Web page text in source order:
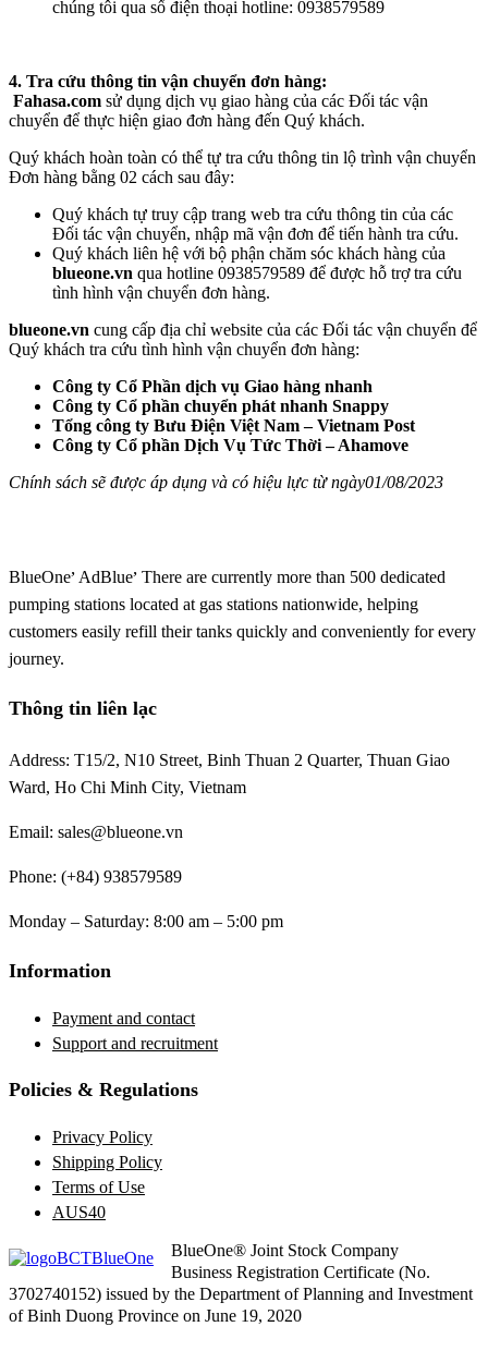
chúng tôi qua số điện thoại hotline: 0938579589
4. Tra cứu thông tin vận chuyển đơn hàng:
Fahasa.com sử dụng dịch vụ giao hàng của các Đối tác vận
chuyển để thực hiện giao đơn hàng đến Quý khách.
Quý khách hoàn toàn có thể tự tra cứu thông tin lộ trình vận chuyển
Đơn hàng bằng 02 cách sau đây:
Quý khách tự truy cập trang web tra cứu thông tin của các
Đối tác vận chuyển, nhập mã vận đơn để tiến hành tra cứu.
Quý khách liên hệ với bộ phận chăm sóc khách hàng của
blueone.vn qua hotline 0938579589 để được hỗ trợ tra cứu
tình hình vận chuyển đơn hàng.
blueone.vn cung cấp địa chỉ website của các Đối tác vận chuyển để
Quý khách tra cứu tình hình vận chuyển đơn hàng:
Công ty Cổ Phần dịch vụ Giao hàng nhanh
Công ty Cổ phần chuyển phát nhanh Snappy
Tổng công ty Bưu Điện Việt Nam – Vietnam Post
Công ty Cổ phần Dịch Vụ Tức Thời – Ahamove
Chính sách sẽ được áp dụng và có hiệu lực từ ngày01/08/2023
BlueOne, AdBlue, There are currently more than 500 dedicated
pumping stations located at gas stations nationwide, helping
customers easily refill their tanks quickly and conveniently for every
journey.
Thông tin liên lạc
Address: T15/2, N10 Street, Binh Thuan 2 Quarter, Thuan Giao
Ward, Ho Chi Minh City, Vietnam
Email: sales@blueone.vn
Phone: (+84) 938579589
Monday – Saturday: 8:00 am – 5:00 pm
Information
Payment and contact
Support and recruitment
Policies & Regulations
Privacy Policy
Shipping Policy
Terms of Use
AUS40
BlueOne® Joint Stock Company
Business Registration Certificate (No.
3702740152) issued by the Department of Planning and Investment
of Binh Duong Province on June 19, 2020